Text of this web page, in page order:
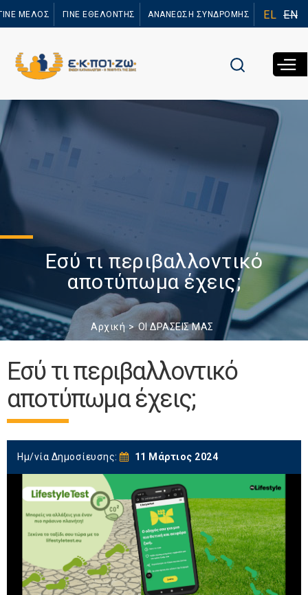
προς το
ΜΕΛΟΣ ΓΙΝΕ ΕΘΕΛΟΝΤΗΣ ΑΝΑΝΕΩΣΗ ΣΥΝΔΡΟΜΗΣ EL EN
Εσύ τι περιβαλλοντικό
αποτύπωμα έχεις;
Αρχική ΟΙ ΔΡΑΣΕΙΣ ΜΑΣ
Εσύ τι περιβαλλοντικό
αποτύπωμα έχεις;
Ημ/νία Δημοσίευσης: 11 Μάρτιος 2024